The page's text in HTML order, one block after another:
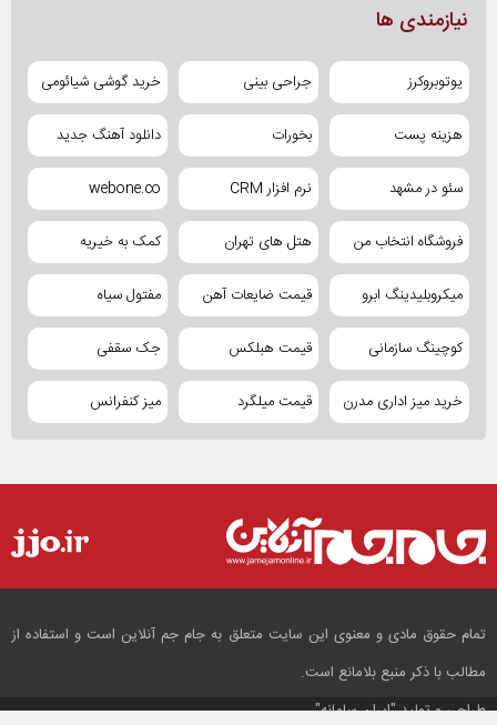
نیازمندی ها
یوتوبروکرز جراحی بینی خرید گوشی شیائومی
هزینه پست بخورات دانلود آهنگ جدید
سئو در مشهد نرم افزار CRM webone.co
فروشگاه انتخاب من هتل های تهران کمک به خیریه
میکروبلیدینگ ابرو قیمت ضایعات آهن مفتول سیاه
کوچینگ سازمانی قیمت هبلکس جک سقفی
خرید میز اداری مدرن قیمت میلگرد میز کنفرانس
تمام حقوق مادی و معنوی این سایت متعلق به جام جم آنلاین است و استفاده از
مطالب با ذکر منبع بلامانع است.
طراحی و تولید"ایران سامانه"